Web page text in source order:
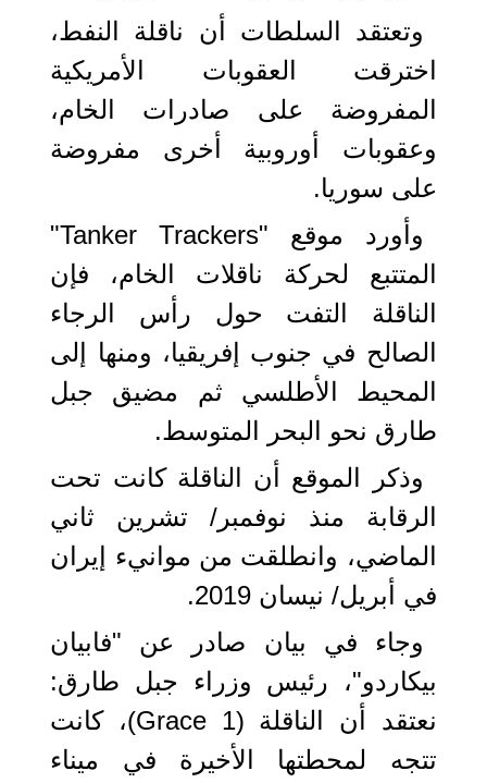
وتعتقد السلطات أن ناقلة النفط،
اخترقت العقوبات الأمريكية
المفروضة على صادرات الخام،
وعقوبات أوروبية أخرى مفروضة
على سوريا.
وأورد موقع "Tanker Trackers"
المتتبع لحركة ناقلات الخام، فإن
الناقلة التفت حول رأس الرجاء
الصالح في جنوب إفريقيا، ومنها إلى
المحيط الأطلسي ثم مضيق جبل
طارق نحو البحر المتوسط.
وذكر الموقع أن الناقلة كانت تحت
الرقابة منذ نوفمبر/ تشرين ثاني
الماضي، وانطلقت من موانيء إيران
في أبريل/ نيسان 2019.
وجاء في بيان صادر عن "فابيان
بيكاردو"، رئيس وزراء جبل طارق:
نعتقد أن الناقلة (Grace 1)، كانت
تتجه لمحطتها الأخيرة في ميناء